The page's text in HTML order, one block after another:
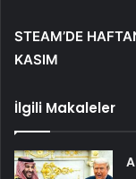
STEAM’DE
KASIM
İlgili Makaleler